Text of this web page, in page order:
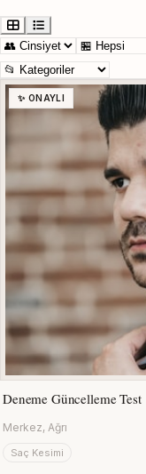
✨ ONAYLI
Deneme Güncelleme Test
Merkez, Ağrı
Saç Kesimi